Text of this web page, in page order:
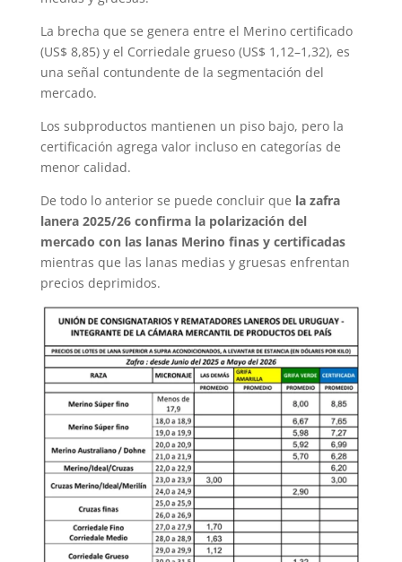
La brecha que se genera entre el Merino certificado
(US$ 8,85) y el Corriedale grueso (US$ 1,12–1,32), es
una señal contundente de la segmentación del
mercado.
Los subproductos mantienen un piso bajo, pero la
certificación agrega valor incluso en categorías de
menor calidad.
De todo lo anterior se puede concluir que la zafra
lanera 2025/26 confirma la polarización del
mercado con las lanas Merino finas y certificadas
mientras que las lanas medias y gruesas enfrentan
precios deprimidos.